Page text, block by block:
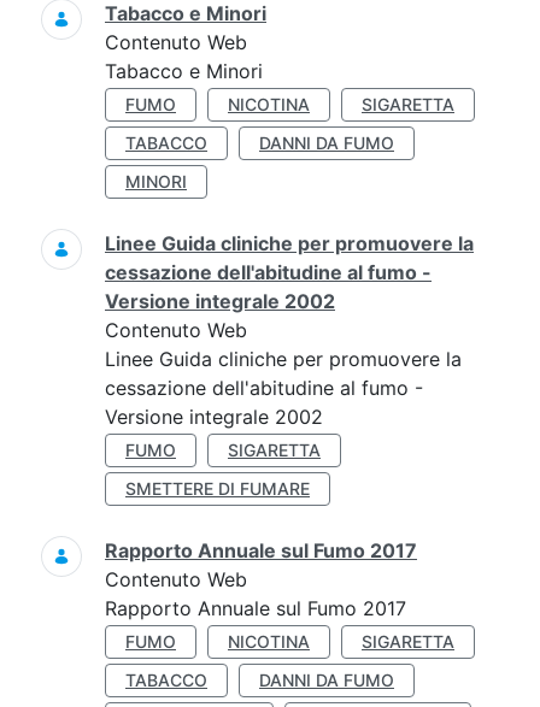
Tabacco e Minori
Contenuto Web
Tabacco e Minori
FUMO NICOTINA
SIGARETTA
TABACCO
DANNI DA FUMO
MINORI
Linee Guida cliniche per promuovere la
cessazione dell'abitudine al fumo -
Versione integrale 2002
Contenuto Web
Linee Guida cliniche per promuovere la
cessazione dell'abitudine al fumo -
Versione integrale 2002
FUMO
SIGARETTA
SMETTERE DI FUMARE
Rapporto Annuale sul Fumo 2017
Contenuto Web
Rapporto Annuale sul Fumo 2017
FUMO NICOTINA
SIGARETTA
TABACCO
DANNI DA FUMO